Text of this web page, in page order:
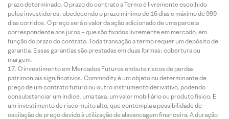
prazo determinado. O prazo do contrato a Termo é livremente escolhido
pelos investidores, obedecendo o prazo mínimo de 16 dias e máximo de 999
dias corridos. O preço será o valor da ação adicionado de uma parcela
correspondente aos juros – que são fixados livremente em mercado, em
função do prazo do contrato. Toda transação a termo requer um depósito de
garantia. Essas garantias são prestadas em duas formas: cobertura ou
margem.
O investimento em Mercados Futuros embute riscos de perdas
patrimoniais significativos. Commodity é um objeto ou determinante de
preço de um contrato futuro ou outro instrumento derivativo, podendo
consubstanciar um índice, uma taxa, um valor mobiliário ou produto físico. É
um investimento de risco muito alto, que contempla a possibilidade de
oscilação de preço devido à utilização de alavancagem financeira. A duração